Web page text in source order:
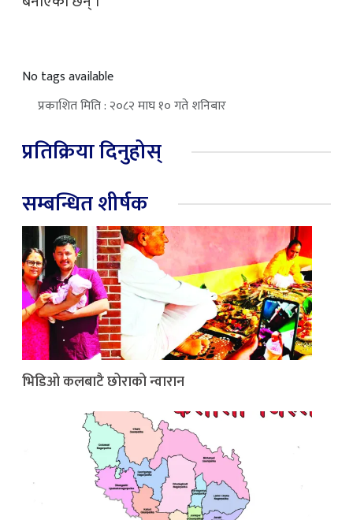
No tags available
प्रकाशित मिति : २०८२ माघ १० गते शनिबार
प्रतिक्रिया दिनुहोस्
सम्बन्धित शीर्षक
भिडिओ कलबाटै छोराको न्वारान